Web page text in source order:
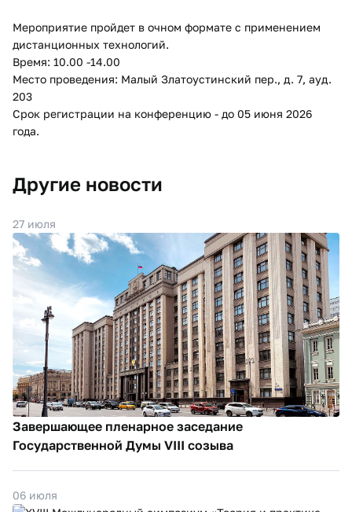
Мероприятие пройдет в очном формате с применением
дистанционных технологий.
Время: 10.00 -14.00
Место проведения: Малый Златоустинский пер., д. 7, ауд.
203
​Срок регистрации на конференцию - до 05 июня 2026
года.
Другие новости
27 июля
Завершающее пленарное заседание
Государственной Думы VIII созыва
06 июля